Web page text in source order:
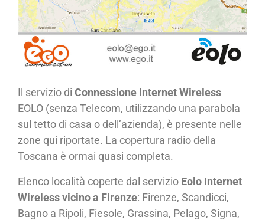
Il servizio di Connessione Internet Wireless
EOLO (senza Telecom, utilizzando una parabola
sul tetto di casa o dell’azienda), è presente nelle
zone qui riportate. La copertura radio della
Toscana è ormai quasi completa.
Elenco località coperte dal servizio Eolo Internet
Wireless vicino a Firenze: Firenze, Scandicci,
Bagno a Ripoli, Fiesole, Grassina, Pelago, Signa,